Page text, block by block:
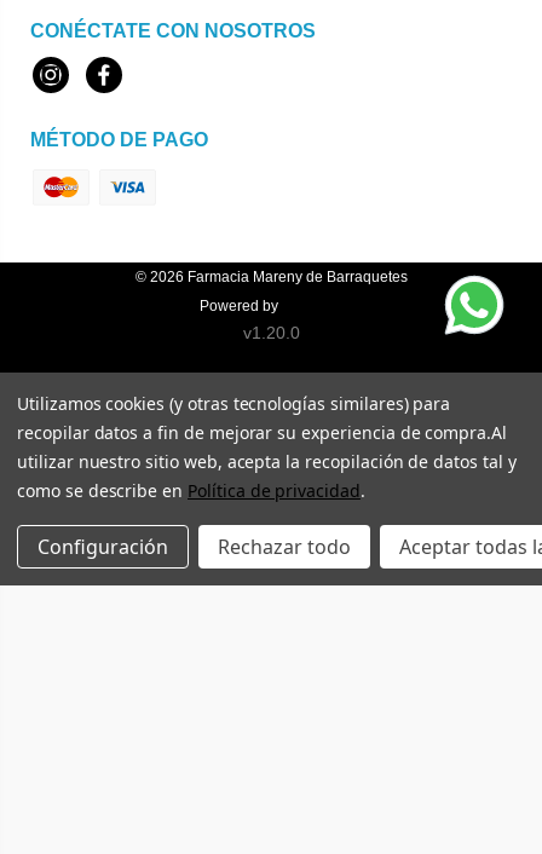
CONÉCTATE CON NOSOTROS
InstagramFacebook
MÉTODO DE PAGO
© 2026 Farmacia Mareny de Barraquetes
Powered by
v1.20.0
Utilizamos cookies (y otras tecnologías similares) para
recopilar datos a fin de mejorar su experiencia de compra.Al
utilizar nuestro sitio web, acepta la recopilación de datos tal y
como se describe en Política de privacidad.
Configuración Rechazar todo Aceptar todas